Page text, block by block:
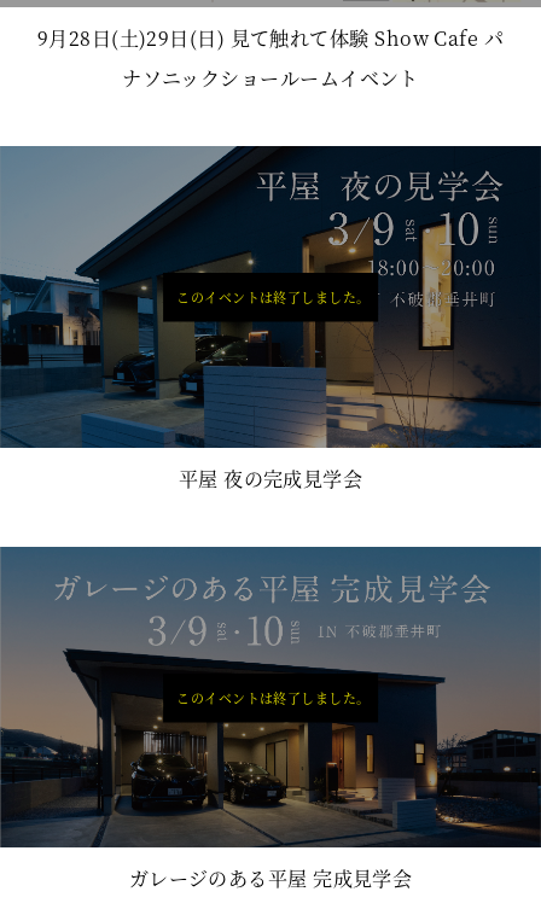
9月28日(土)29日(日) 見て触れて体験 Show Cafe パ
ナソニックショールームイベント
このイベントは終了しました。
平屋 夜の完成見学会
このイベントは終了しました。
ガレージのある平屋 完成見学会